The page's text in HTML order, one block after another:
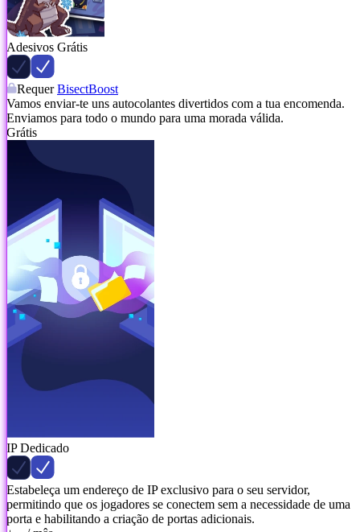
Adesivos Grátis
RequerBisectBoost
Vamos enviar-te uns autocolantes divertidos com a tua encomenda.
Enviamos para todo o mundo para uma morada válida.
Grátis
IP Dedicado
Estabeleça um endereço de IP exclusivo para o seu servidor,
permitindo que os jogadores se conectem sem a necessidade de uma
porta e habilitando a criação de portas adicionais.